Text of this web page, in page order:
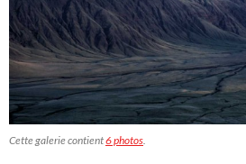
Cette galerie contient6 photos